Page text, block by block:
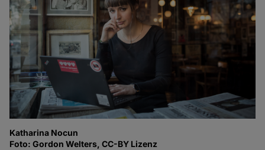
Katharina Nocun
Foto: Gordon Welters, CC-BY Lizenz